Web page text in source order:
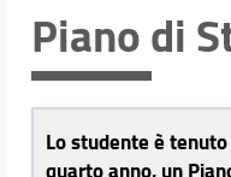
Programmi dei Corsi
Piano di Studio
Tirocinio
Seminari Tematici
Mobilità
Piano di
Lo studente è
quarto anno, un